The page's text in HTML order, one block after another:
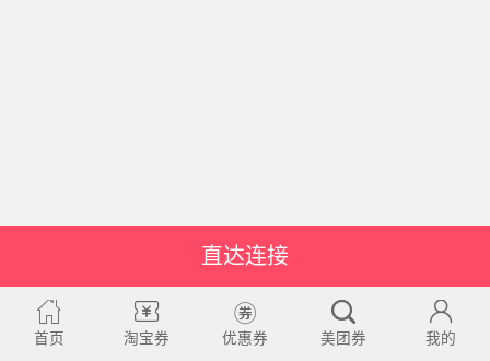
直达连接
首页 淘宝券 优惠券 美团券 我的